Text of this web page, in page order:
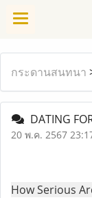
กระดานสนทนา
DATING
20 พ.ค. 2567
How Serious